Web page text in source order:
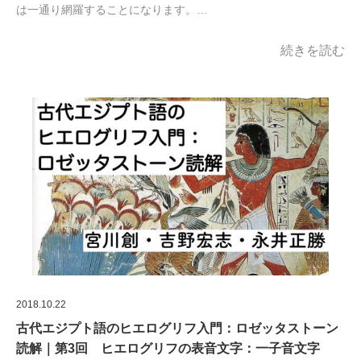
は一通り網羅することになります。…
続きを読む
2018.10.22
古代エジプト語のヒエログリフ入門：ロゼッタストーン
読解｜第3回 ヒエログリフの表音文字：一子音文字